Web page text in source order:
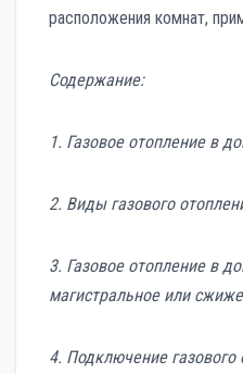
расположения комнат,
Содержание:
1. Газовое отопление в
2. Виды газового
3. Газовое отопление в
магистральное или
4. Подключение газового